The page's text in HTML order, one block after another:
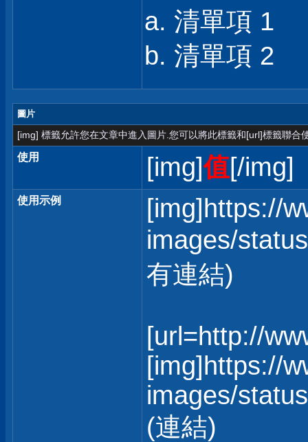
清單項 1
清單項 2
圖片
[img] 標籤允許您在文章中進入圖片.您可以將此標籤和[url]標籤聯合
使用 [img]值[/img]
使用示例
[img]https://
images/
有連結)
[url=http://
[img]https://
images/
(連結)